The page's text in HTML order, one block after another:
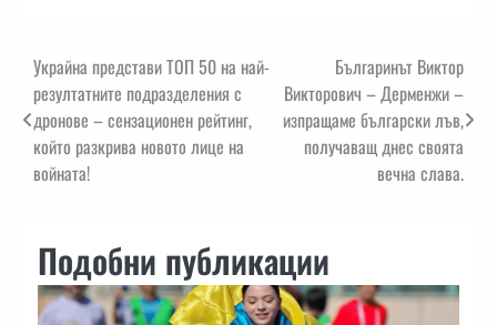
Навигация
Украйна представи ТОП 50 на най-
резултатните подразделения с
дронове – сензационен рейтинг,
който разкрива новото лице на
войната!
Българинът Виктор
Викторович – Дерменжи –
изпращаме български лъв,
получаващ днес своята
вечна слава.
Подобни публикации